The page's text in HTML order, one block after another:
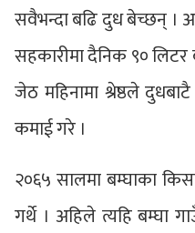
सवैभन्दा बढि दुध बेच्छन् ।
सहकारीमा दैनिक ९० लिटर
जेठ महिनामा श्रेष्ठले
कमाई गरे ।
२०६५ सालमा बम्घाका
गर्थे । अहिले त्यहि बम्घा